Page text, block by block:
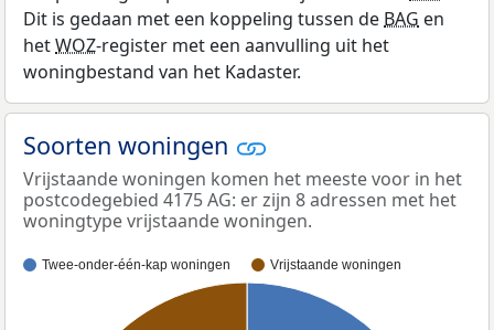
Dit is gedaan met een koppeling tussen de BAG en
hetWOZ-register met een aanvulling uit het
woningbestand van het Kadaster.
Soorten woningen
Vrijstaande woningen komen het meeste voor in het
postcodegebied 4175 AG: er zijn 8 adressen met het
woningtype vrijstaande woningen.
Twee-onder-één-kap woningen Vrijstaande woningen